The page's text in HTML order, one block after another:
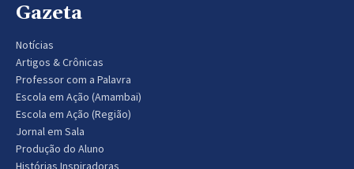
Gazeta
Notícias
Artigos & Crônicas
Professor com a Palavra
Escola em Ação (Amambai)
Escola em Ação (Região)
Jornal em Sala
Produção do Aluno
Histórias Inspiradoras